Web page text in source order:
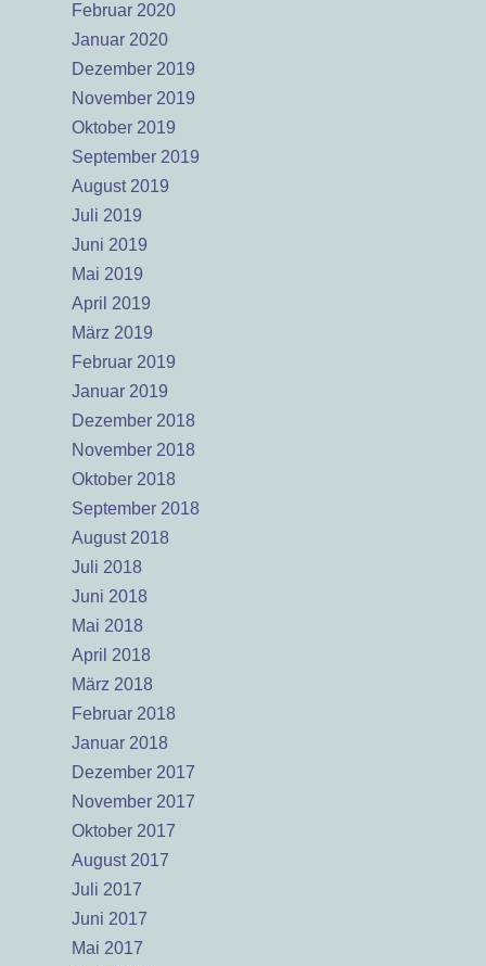
Februar 2020
Januar 2020
Dezember 2019
November 2019
Oktober 2019
September 2019
August 2019
Juli 2019
Juni 2019
Mai 2019
April 2019
März 2019
Februar 2019
Januar 2019
Dezember 2018
November 2018
Oktober 2018
September 2018
August 2018
Juli 2018
Juni 2018
Mai 2018
April 2018
März 2018
Februar 2018
Januar 2018
Dezember 2017
November 2017
Oktober 2017
August 2017
Juli 2017
Juni 2017
Mai 2017